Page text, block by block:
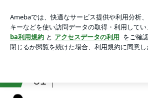
アプリをダウンロードして ブログの更新通知
ょう。
51